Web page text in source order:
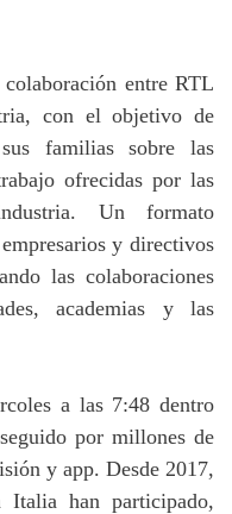
entre RTL
con el objetivo de
familias sobre las
ofrecidas por las
Un formato
y directivos
las colaboraciones
academias y las
a las 7:48 dentro
por millones de
y app. Desde 2017,
Italia han participado,